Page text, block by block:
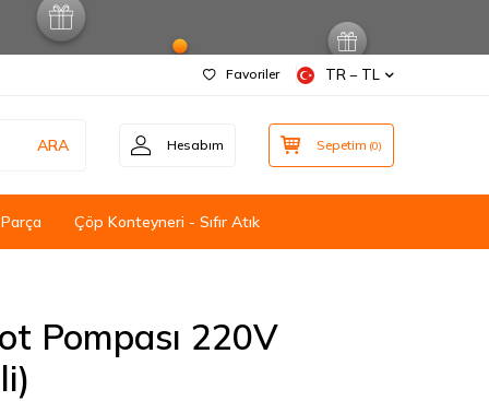
Favoriler TR − TL
ARA Hesabım Sepetim (0)
Çöp Konteyneri - Sıfır Atık
Pompası 220V